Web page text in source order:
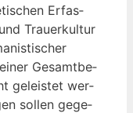
Erfas­
Trau­er­kul­tur
Gesamt­be­
geleis­tet wer­
sol­len gege­